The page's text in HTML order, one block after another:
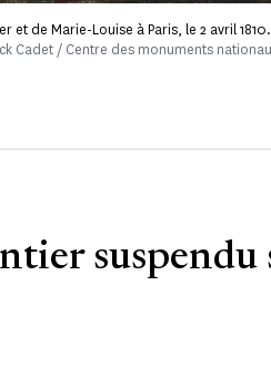
et de Marie-Louise à Paris, le 2 avril 1810.
Cadet / Centre des monuments
suspendu